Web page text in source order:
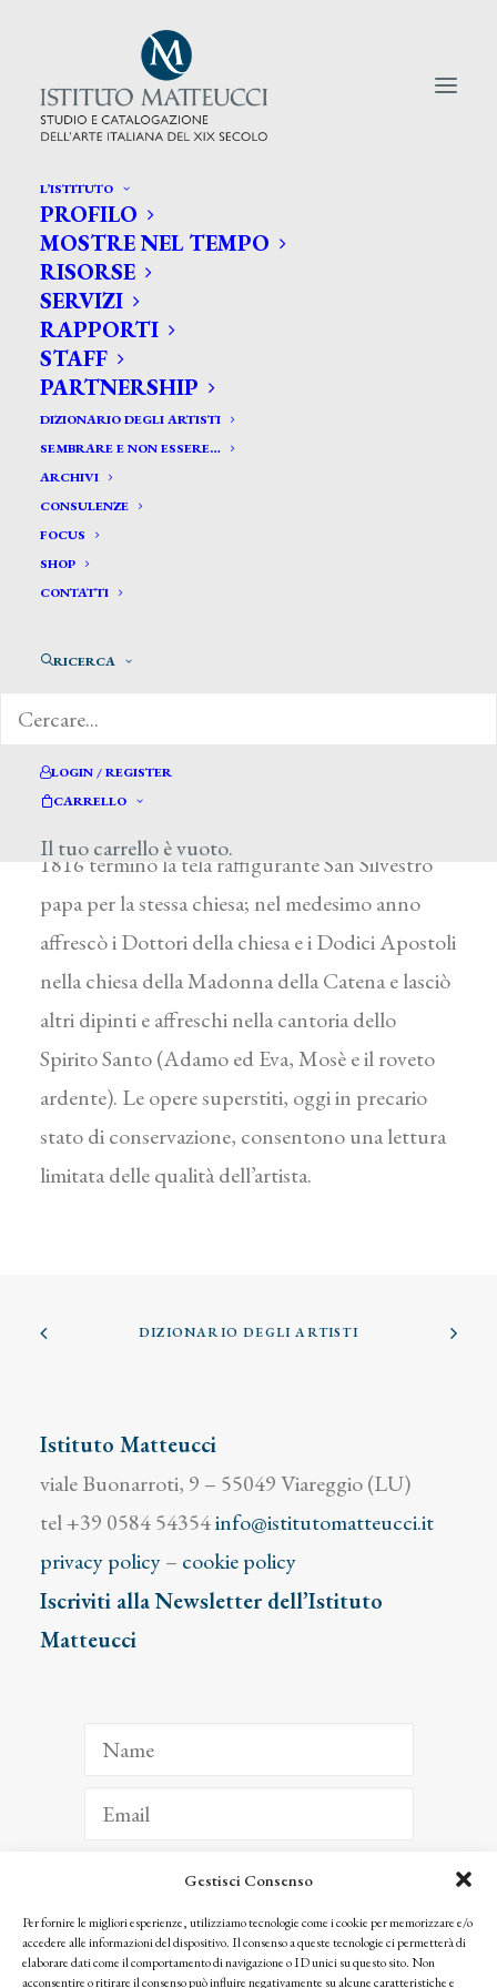
Gestisci Consenso
Per fornire le migliori esperienze, utilizziamo tecnologie come i cookie per memorizzare e/o
accedere alle informazioni del dispositivo. Il consenso a queste tecnologie ci permetterà di
elaborare dati come il comportamento di navigazione o ID unici su questo sito. Non
acconsentire o ritirare il consenso può influire negativamente su alcune caratteristiche e
L’ISTITUTO
PROFILO
MOSTRE NEL TEMPO
RISORSE
SERVIZI
RAPPORTI
STAFF
PARTNERSHIP
DIZIONARIO DEGLI ARTISTI
SEMBRARE E NON ESSERE…
ARCHIVI
CONSULENZE
FOCUS
SHOP
CONTATTI
RICERCA
LOGIN / REGISTER
CARRELLO
Il tuo carrello è vuoto.
CERCA TRA GLI ARTISTI:
Search
for:
De Caro Salvatore*
DE CARO SALVATORE
Pittore palermitano, la sua attività è
della volta e della navata del SS. Salvatore, con
1816 terminò la tela raffigurante San Silvestro
papa per la stessa chiesa; nel medesimo anno
affrescò i Dottori della chiesa e i Dodici Apostoli
nella chiesa della Madonna della Catena e lasciò
altri dipinti e affreschi nella cantoria dello
Spirito Santo (Adamo ed Eva, Mosè e il roveto
ardente). Le opere superstiti, oggi in precario
stato di conservazione, consentono una lettura
limitata delle qualità dell’artista.
DIZIONARIO DEGLI ARTISTI
Istituto Matteucci
viale Buonarroti, 9 – 55049 Viareggio (LU)
tel +39 0584 54354info@istitutomatteucci.it
privacy policy– cookie policy
Iscriviti alla Newsletter dell’Istituto
Matteucci
ISCRIVITI
Facendo clic per iscriverti, riconosci che le tue informazioni saranno trattate
seguendo la nostra Privacy Policy